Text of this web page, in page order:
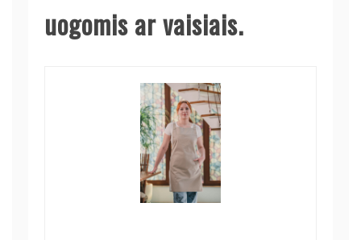
uogomis ar vaisiais.